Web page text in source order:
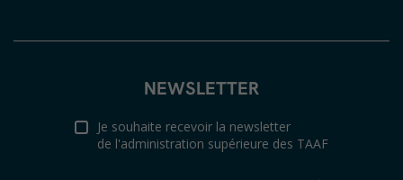
NEWSLETTER
Je souhaite recevoir la newsletter
de l'administration supérieure des TAAF